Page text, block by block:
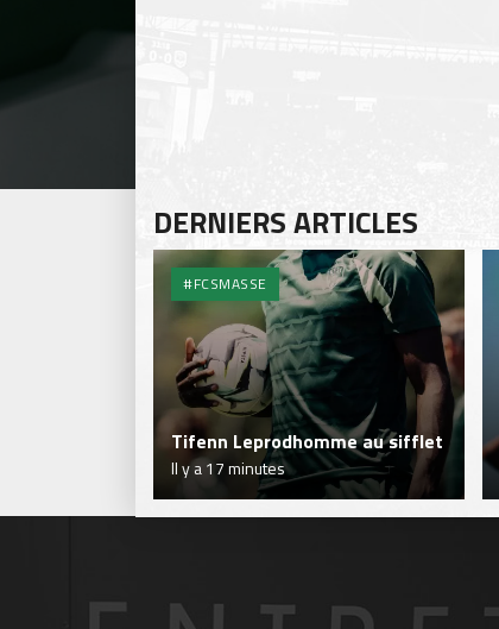
DERNIERS ARTICLES
#FCSMASSE
Tifenn Leprodhomme au sifflet
Il y a 17 minutes